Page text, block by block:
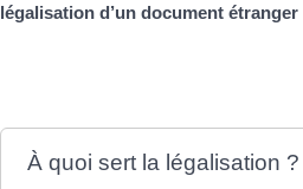
légalisation d’un document étranger
À quoi sert la légalisation ?